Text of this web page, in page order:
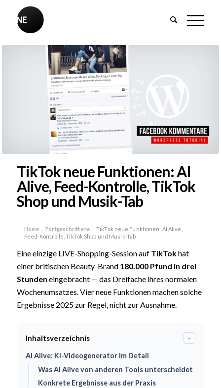
TikTok neue Funktionen: AI
Alive, Feed-Kontrolle, TikTok
Shop und Musik-Tab
Home › Fortgeschrittene › TikTok neue Funktionen: AI Alive,
Feed-Kontrolle, TikTok Shop und Musik-Tab
Eine einzige LIVE-Shopping-Session auf TikTokhat
einer britischen Beauty-Brand 180.000 Pfund in drei
Stunden eingebracht — das Dreifache ihres normalen
Wochenumsatzes. Vier neue Funktionen machen solche
Ergebnisse 2025 zur Regel, nicht zur Ausnahme.
Inhaltsverzeichnis -
AI Alive: KI-Videogenerator im Detail
Was AI Alive von anderen Tools unterscheidet
Konkrete Ergebnisse aus der Praxis